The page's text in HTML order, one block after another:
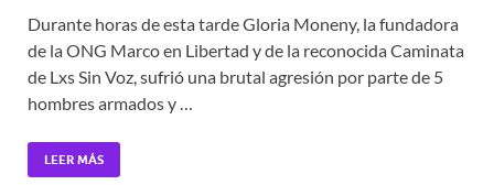
Durante horas de esta tarde Gloria Moneny, la fundadora
de la ONG Marco en Libertad y de la reconocida Caminata
de Lxs Sin Voz, sufrió una brutal agresión por parte de 5
hombres armados y …
LEER MÁS